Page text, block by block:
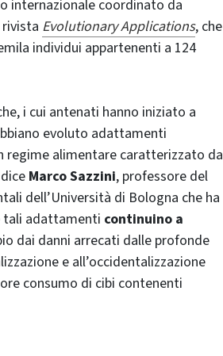
internazionale coordinato da
Evolutionary Applications, che
individui appartenenti a 124
i cui antenati hanno iniziato a
evoluto adattamenti
regime alimentare caratterizzato da
Marco Sazzini, professore del
dell’Università di Bologna che ha
tali adattamenti continuino a
dai danni arrecati dalle profonde
e all’occidentalizzazione
consumo di cibi contenenti